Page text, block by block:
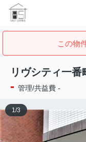
この物
リヴシティ一番
- 管理/共益費 -
1/3